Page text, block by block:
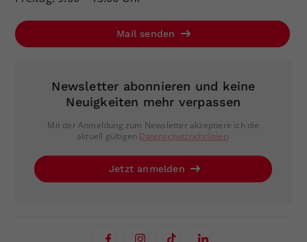
Mail senden
Newsletter abonnieren und keine
Neuigkeiten mehr verpassen
Mit der Anmeldung zum Newsletter akzeptiere ich die
aktuell gültigen Datenschutzrichtlinien.
Jetzt anmelden